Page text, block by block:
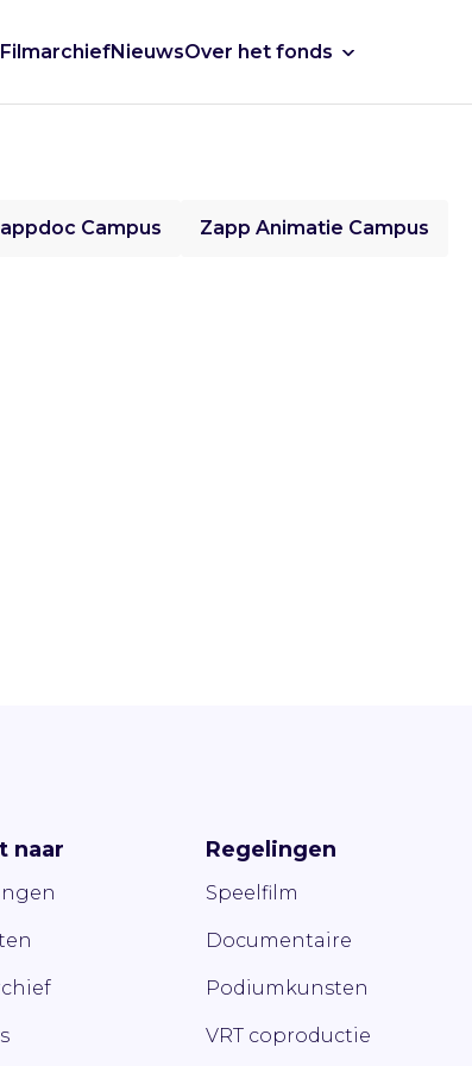
FilmarchiefNieuwsOver het fonds
Campus Zapp Animatie Campus
naar Regelingen
Speelfilm
Documentaire
Podiumkunsten
VRT coproductie